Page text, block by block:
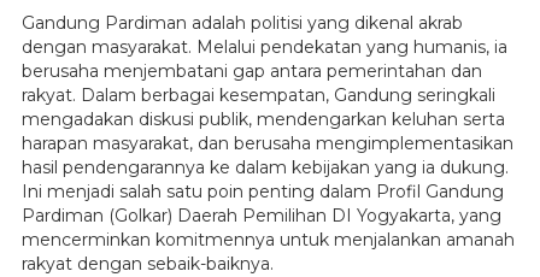
Gandung Pardiman adalah politisi yang dikenal akrab
dengan masyarakat. Melalui pendekatan yang humanis, ia
berusaha menjembatani gap antara pemerintahan dan
rakyat. Dalam berbagai kesempatan, Gandung seringkali
mengadakan diskusi publik, mendengarkan keluhan serta
harapan masyarakat, dan berusaha mengimplementasikan
hasil pendengarannya ke dalam kebijakan yang ia dukung.
Ini menjadi salah satu poin penting dalam Profil Gandung
Pardiman (Golkar) Daerah Pemilihan DI Yogyakarta, yang
mencerminkan komitmennya untuk menjalankan amanah
rakyat dengan sebaik-baiknya.